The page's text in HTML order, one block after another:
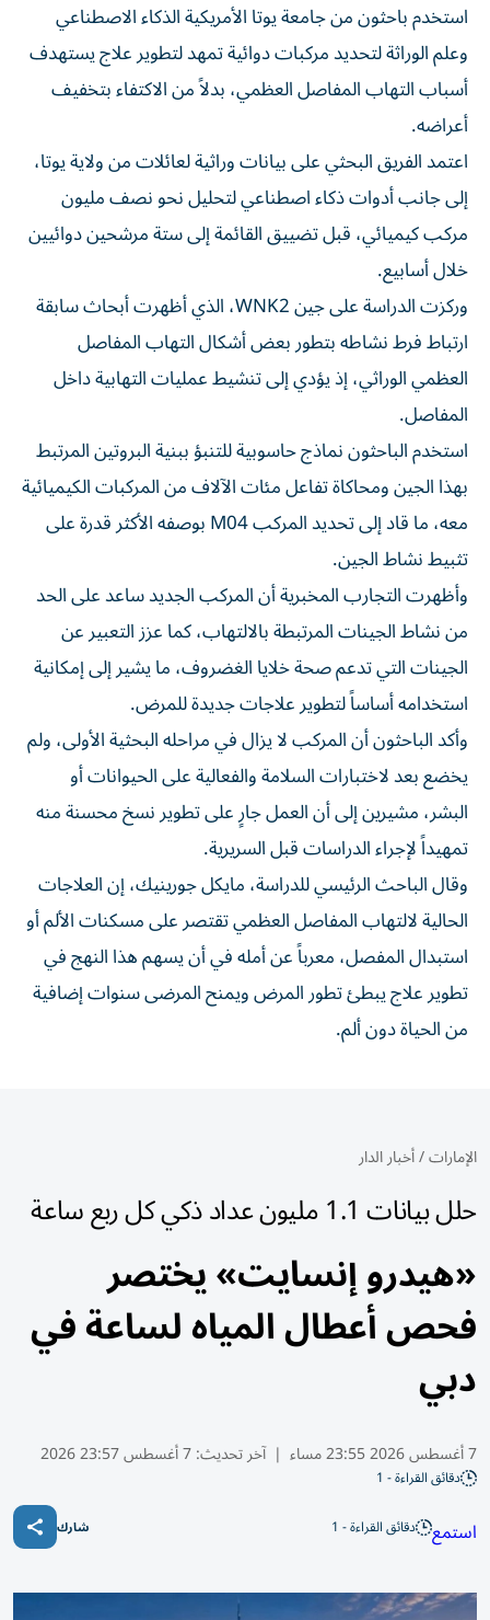
استخدم باحثون من جامعة يوتا الأمريكية الذكاء الاصطناعي
وعلم الوراثة لتحديد مركبات دوائية تمهد لتطوير علاج يستهدف
أسباب التهاب المفاصل العظمي، بدلاً من الاكتفاء بتخفيف
أعراضه.
اعتمد الفريق البحثي على بيانات وراثية لعائلات من ولاية يوتا،
إلى جانب أدوات ذكاء اصطناعي لتحليل نحو نصف مليون
مركب كيميائي، قبل تضييق القائمة إلى ستة مرشحين دوائيين
خلال أسابيع.
وركزت الدراسة على جين WNK2، الذي أظهرت أبحاث سابقة
ارتباط فرط نشاطه بتطور بعض أشكال التهاب المفاصل
العظمي الوراثي، إذ يؤدي إلى تنشيط عمليات التهابية داخل
المفاصل.
استخدم الباحثون نماذج حاسوبية للتنبؤ ببنية البروتين المرتبط
بهذا الجين ومحاكاة تفاعل مئات الآلاف من المركبات الكيميائية
معه، ما قاد إلى تحديد المركب M04 بوصفه الأكثر قدرة على
تثبيط نشاط الجين.
وأظهرت التجارب المخبرية أن المركب الجديد ساعد على الحد
من نشاط الجينات المرتبطة بالالتهاب، كما عزز التعبير عن
الجينات التي تدعم صحة خلايا الغضروف، ما يشير إلى إمكانية
استخدامه أساساً لتطوير علاجات جديدة للمرض.
وأكد الباحثون أن المركب لا يزال في مراحله البحثية الأولى، ولم
يخضع بعد لاختبارات السلامة والفعالية على الحيوانات أو
البشر، مشيرين إلى أن العمل جارٍ على تطوير نسخ محسنة منه
تمهيداً لإجراء الدراسات قبل السريرية.
وقال الباحث الرئيسي للدراسة، مايكل جورينيك، إن العلاجات
الحالية لالتهاب المفاصل العظمي تقتصر على مسكنات الألم أو
استبدال المفصل، معرباً عن أمله في أن يسهم هذا النهج في
تطوير علاج يبطئ تطور المرض ويمنح المرضى سنوات إضافية
من الحياة دون ألم.
الإمارات/أخبار الدار
حلل بيانات 1.1 مليون عداد ذكي كل ربع ساعة
«هيدرو إنسايت» يختصر
فحص أعطال المياه لساعة في
دبي
7 أغسطس 2026 23:55 مساء | آخر تحديث:7 أغسطس 23:57 2026
دقائق القراءة - 1
استمع دقائق القراءة - 1 شارك